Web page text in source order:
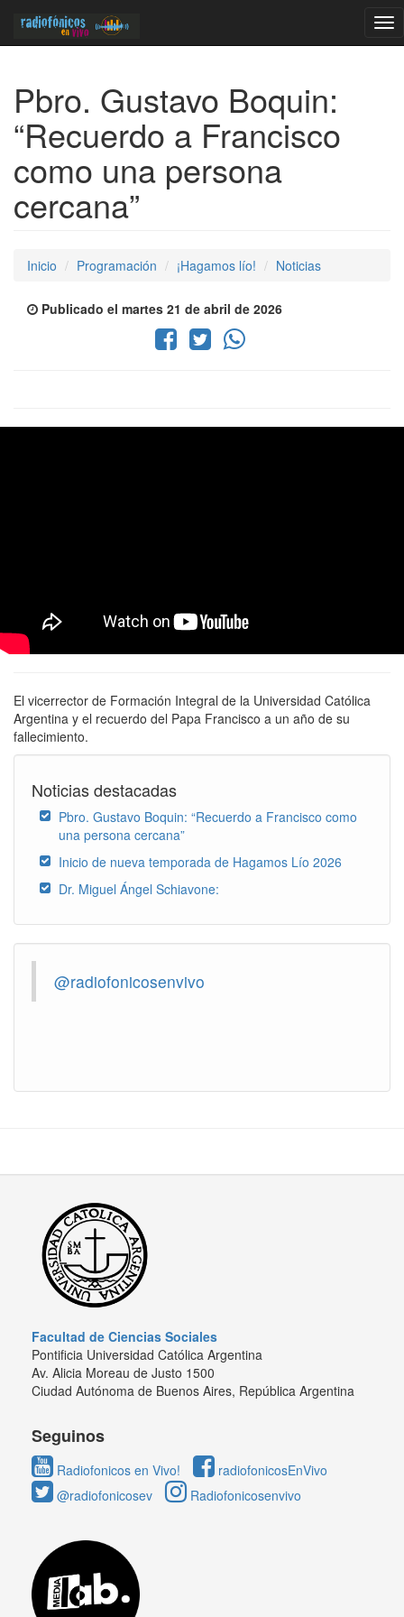
Pbro. Gustavo Boquin:
“Recuerdo a Francisco
como una persona
cercana”
Inicio Programación ¡Hagamos lío! Noticias
Publicado el martes 21 de abril de 2026
El vicerrector de Formación Integral de la Universidad Católica
Argentina y el recuerdo del Papa Francisco a un año de su
fallecimiento.
Noticias destacadas
Pbro. Gustavo Boquin: “Recuerdo a Francisco como
una persona cercana”
Inicio de nueva temporada de Hagamos Lío 2026
Dr. Miguel Ángel Schiavone:
@radiofonicosenvivo
Facultad de Ciencias Sociales
Pontificia Universidad Católica Argentina
Av. Alicia Moreau de Justo 1500
Ciudad Autónoma de Buenos Aires, República Argentina
Seguinos
Radiofonicos en Vivo!
radiofonicosEnVivo
@radiofonicosev
Radiofonicosenvivo